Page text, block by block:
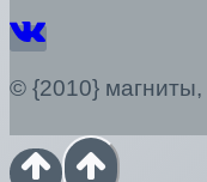
© {2010}